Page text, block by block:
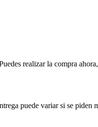
realizar la compra
puede variar si se piden